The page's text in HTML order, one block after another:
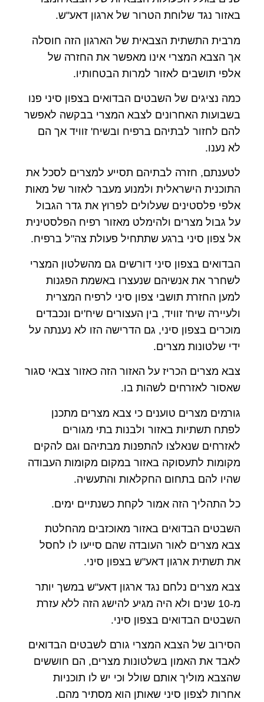
באזור נגד שלוחת הטרור של ארגון דאע"ש.
מרבית התשתית הצבאית של הארגון הזה חוסלה
אך הצבא המצרי אינו מאפשר את החזרה של
אלפי תושבים לאזור למרות הבטחותיו.
כמה נציגים של השבטים הבדואים בצפון סיני פנו
בשבועות האחרונים לצבא המצרי בבקשה לאפשר
להם לחזור לבתיהם ברפיח ובשיח' זוויד אך הם
לא נענו.
לטענתם, חזרה לבתיהם תסייע למצרים לסכל את
התוכנית הישראלית ולמנוע מעבר לאזור של מאות
אלפי פלסטינים שעלולים לפרוץ את גדר הגבול
על גבול מצרים ולהימלט מאזור רפיח הפלסטינית
אל צפון סיני ברגע שתתחיל פעולת צה"ל ברפיח.
הבדואים בצפון סיני דורשים גם מהשלטון המצרי
לשחרר את אנשיהם שנעצרו באשמת הפגנות
למען החזרת תושבי צפון סיני לרפיח המצרית
ולעיירה שיח' זוויד, בין העצורים שיח'ים ונכבדים
מוכרים בצפון סיני, גם הדרישה הזו לא נענתה על
ידי שלטונות מצרים.
צבא מצרים הכריז על האזור הזה כאזור צבאי סגור
שאסור לאזרחים לשהות בו.
גורמים מצרים טוענים כי צבא מצרים מתכנן
לפתח תשתיות באזור ולבנות בתי מגורים
לאזרחים שנאלצו להתפנות מבתיהם וגם להקים
מקומות לתעסוקה באזור במקום מקומות העבודה
שהיו להם בתחום החקלאות והתעשיה.
כל התהליך הזה אמור לקחת כשנתיים ימים.
השבטים הבדואים באזור מאוכזבים מהחלטת
צבא מצרים לאור העובדה שהם סייעו לו לחסל
את תשתית ארגון דאע"ש בצפון סיני.
צבא מצרים נלחם נגד ארגון דאע"ש במשך יותר
מ-10 שנים ולא היה מגיע להישג הזה ללא עזרת
השבטים הבדואים בצפון סיני.
הסירוב של הצבא המצרי גורם לשבטים הבדואים
לאבד את האמון בשלטונות מצרים, הם חוששים
שהצבא מוליך אותם שולל וכי יש לו תוכניות
אחרות לצפון סיני שאותן הוא מסתיר מהם.